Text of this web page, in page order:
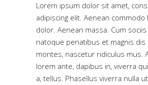
Lorem ipsum dolor sit amet,
adipiscing elit. Aenean commodo
dolor. Aenean massa. Cum
natoque penatibus et magnis
montes, nascetur ridiculus mus.
lorem ante, dapibus in, viverra
a, tellus. Phasellus viverra nulla